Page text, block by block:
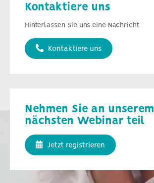
Kontaktiere uns
Hinterlassen Sie uns eine Nachricht
Kontaktiere uns
Nehmen Sie an unserem
nächsten Webinar teil
Jetzt registrieren